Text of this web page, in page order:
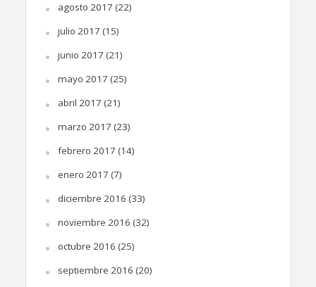
agosto 2017 (22)
julio 2017 (15)
junio 2017 (21)
mayo 2017 (25)
abril 2017 (21)
marzo 2017 (23)
febrero 2017 (14)
enero 2017 (7)
diciembre 2016 (33)
noviembre 2016 (32)
octubre 2016 (25)
septiembre 2016 (20)